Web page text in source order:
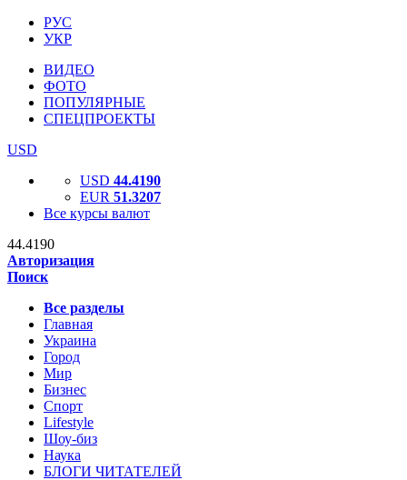
РУС
УКР
ВИДЕО
ФОТО
ПОПУЛЯРНЫЕ
СПЕЦПРОЕКТЫ
USD
USD 44.4190
EUR 51.3207
Все курсы валют
44.4190
Авторизация
Поиск
Все разделы
Главная
Украина
Город
Мир
Бизнес
Спорт
Lifestyle
Шоу-биз
Наука
БЛОГИ ЧИТАТЕЛЕЙ